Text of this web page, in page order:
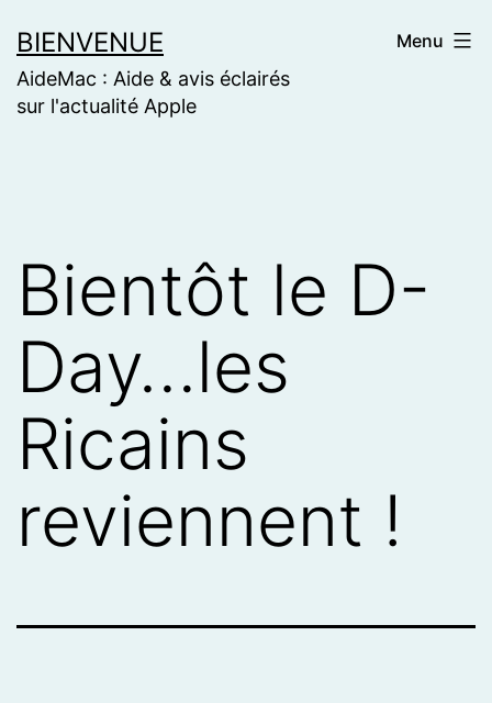
to
content
BIENVENUE
AideMac : Aide & avis éclairés
sur l'actualité Apple
Menu
Bientôt le D-
Day…les
Ricains
reviennent !